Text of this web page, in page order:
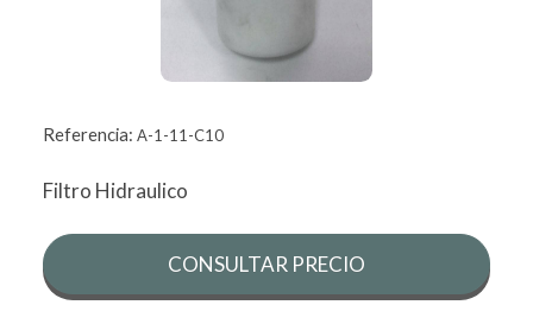
Referencia: A-1-11-C10
Filtro Hidraulico
CONSULTAR PRECIO